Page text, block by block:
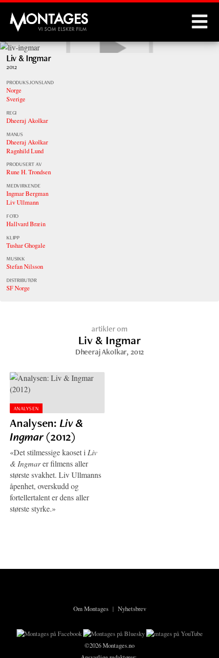
Montages
Liv & Ingmar
2012
PRODUKSJONSLAND
Norge
Sverige
REGI
Dheeraj Akolkar
MANUS
Dheeraj Akolkar
Ragnhild Lund
PRODUSERT AV
Rune H. Trondsen
MEDVIRKENDE
Ingmar Bergman
Liv Ullmann
FOTO
Hallvard Bræin
KLIPP
Tushar Ghogale
MUSIKK
Stefan Nilsson
DISTRIBUTØR
SF Norge
artikler om
Liv & Ingmar
Dheeraj Akolkar, 2012
ANALYSEN
Analysen: Liv &
Ingmar(2012)
«Det stilmessige kaoset i Liv
& Ingmarer filmens aller
største svakhet. Liv Ullmanns
åpenhet, overskudd og
fortellertalent er dens aller
største styrke.»
Om Montages| Nyhetsbrev
©2026 Montages.no